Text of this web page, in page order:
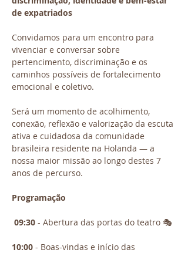
de expatriados
Convidamos para um encontro para
vivenciar e conversar sobre
pertencimento, discriminação e os
caminhos possíveis de fortalecimento
emocional e coletivo.
Será um momento de acolhimento,
conexão, reflexão e valorização da escuta
ativa e cuidadosa da comunidade
brasileira residente na Holanda — a
nossa maior missão ao longo destes 7
anos de percurso.
Programação
09:30 - Abertura das portas do teatro 🎭
10:00 - Boas-vindas e início das